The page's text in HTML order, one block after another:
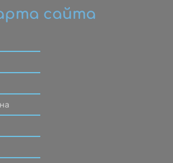
сайта